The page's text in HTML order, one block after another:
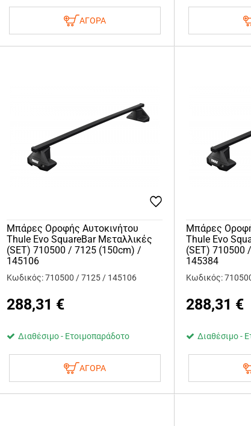
ΑΓΟΡΑ
Μπάρες Οροφής Αυτοκινήτου
Thule Evo SquareBar Μεταλλικές
(SET) 710500 / 7125 (150cm) /
145106
Κωδικός: 710500 / 7125 / 145106
288,31 €
Διαθέσιμο - Ετοιμοπαράδοτο
ΑΓΟΡΑ
Μπάρες
Thule Evo
(SET) 710500
145384
Κωδικός:
288,31 €
Διαθέσιμο -